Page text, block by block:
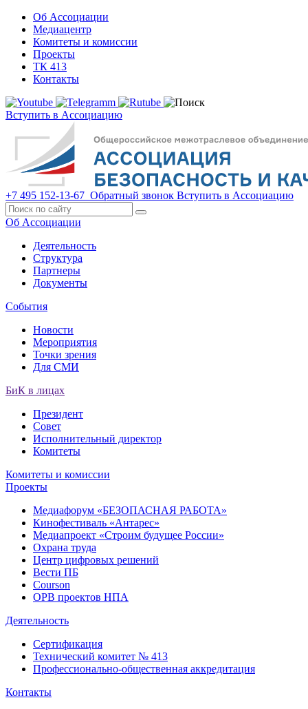
Об Ассоциации
Медиацентр
Комитеты и комиссии
Проекты
ТК 413
Контакты
Вступить в Ассоциацию
+7 495 152-13-67 Обратный звонок Вступить в Ассоциацию
Об Ассоциации
Деятельность
Структура
Партнеры
Документы
События
Новости
Мероприятия
Точки зрения
Для СМИ
БиК в лицах
Президент
Совет
Исполнительный директор
Комитеты
Комитеты и комиссии
Проекты
Медиафорум «БЕЗОПАСНАЯ РАБОТА»
Кинофестиваль «Антарес»
Медиапроект «Строим будущее России»
Охрана труда
Центр цифровых решений
Вести ПБ
Courson
ОРВ проектов НПА
Деятельность
Сертификация
Технический комитет № 413
Профессионально-общественная аккредитация
Контакты